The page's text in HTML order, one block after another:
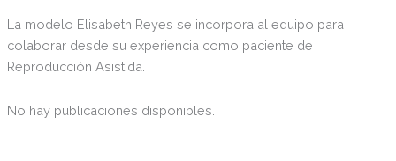
La modelo Elisabeth Reyes se incorpora al equipo para
colaborar desde su experiencia como paciente de
Reproducción Asistida.
No hay publicaciones disponibles.